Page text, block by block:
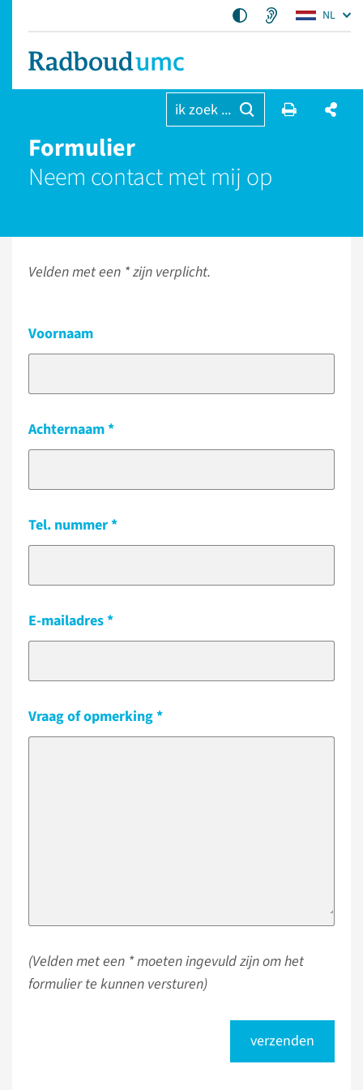
NL
ik zoek ...
Formulier
Neem contact met mij op
Velden met een * zijn verplicht.
Voornaam
Achternaam
Tel. nummer
E-mailadres
Vraag of opmerking
(Velden met een * moeten ingevuld zijn om het
formulier te kunnen versturen)
verzenden